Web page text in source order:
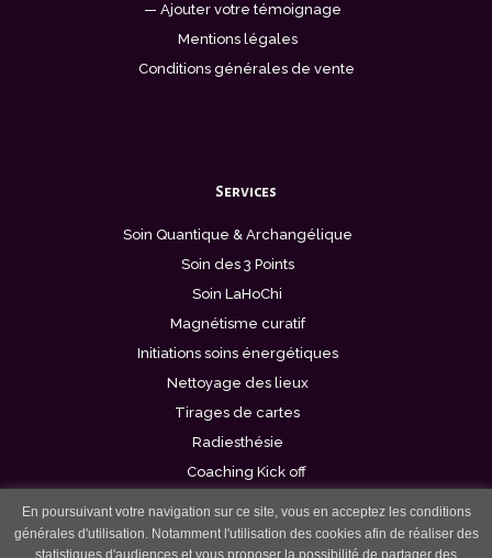
— Ajouter votre témoignage
Mentions légales
Conditions générales de vente
Services
Soin Quantique & Archangélique
Soin des 3 Points
Soin LaHoChi
Magnétisme curatif
Initiations soins énergétiques
Nettoyage des lieux
Tirages de cartes
Radiesthésie
Coaching Kick off
En poursuivant votre navigation sur ce site, vous en acceptez les conditions
générales d'utilisation. Notamment l'utilisation des cookies afin de réaliser des
statistiques d'audiences et vous proposer la possibilité de partager des